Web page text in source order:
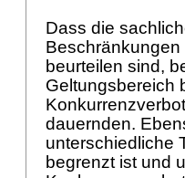
Dass die
beurteilen sind,
Geltungsbereich
dauernden.
unterschiedliche
begrenzt ist und